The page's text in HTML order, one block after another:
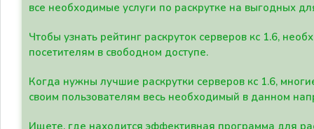
все необходимые услуги по раскрутке на выгодных
Чтобы узнать рейтинг раскруток серверов кс 1.6,
посетителям в свободном доступе.
Когда нужны лучшие раскрутки серверов кс 1.6,
своим пользователям весь необходимый в данном
Ищете, где находится эффективная программа для